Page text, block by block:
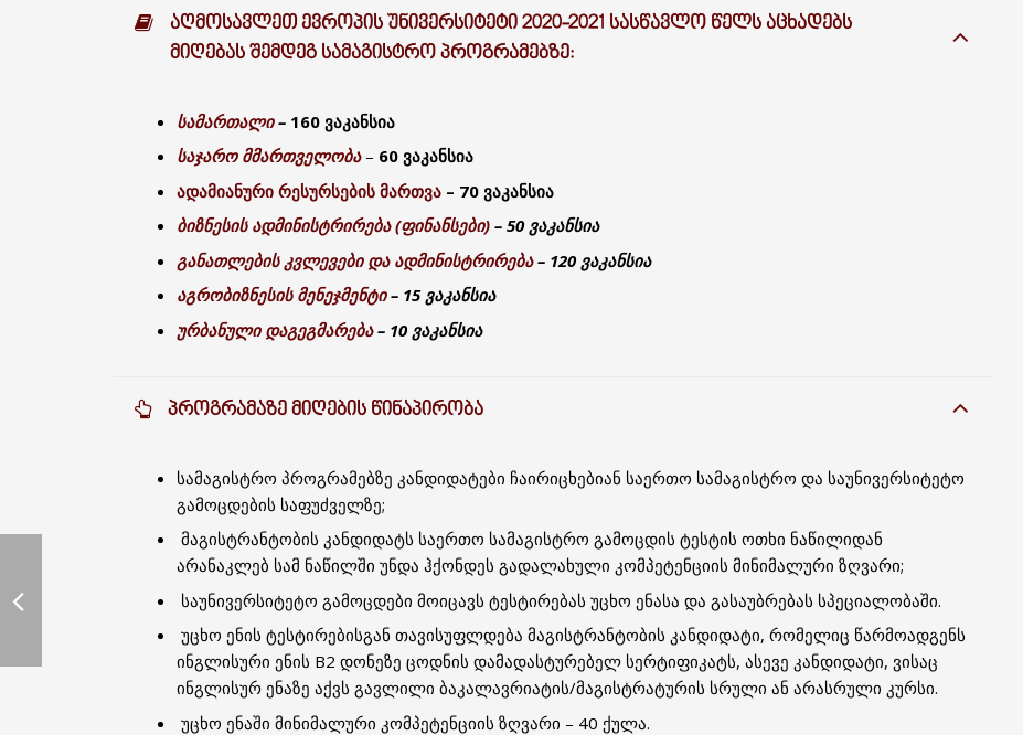
ᲐᲦᲛᲝᲡᲐᲕᲚᲔᲗ ᲔᲕᲠᲝᲞᲘᲡ ᲣᲜᲘᲕᲔᲠᲡᲘᲢᲔᲢᲘ 2020-2021 ᲡᲐᲡᲬᲐᲕᲚᲝ ᲬᲔᲚᲡ ᲐᲪᲮᲐᲓᲔᲑᲡ
ᲛᲘᲦᲔᲑᲐᲡ ᲨᲔᲛᲓᲔᲒ ᲡᲐᲛᲐᲒᲘᲡᲢᲠᲝ ᲞᲠᲝᲒᲠᲐᲛᲔᲑᲖᲔ:
სამართალი– 160 ვაკანსია
საჯარო მმართველობა – 60 ვაკანსია
ადამიანური რესურსების მართვა– 70 ვაკანსია
ბიზნესის ადმინისტრირება (ფინანსები)– 50 ვაკანსია
განათლების კვლევები და ადმინისტრირება– 120 ვაკანსია
აგრობიზნესის მენეჯმენტი– 15 ვაკანსია
ურბანული დაგეგმარება– 10 ვაკანსია
ᲞᲠᲝᲒᲠᲐᲛᲐᲖᲔ ᲛᲘᲦᲔᲑᲘᲡ ᲬᲘᲜᲐᲞᲘᲠᲝᲑᲐ
სამაგისტრო პროგრამებზე კანდიდატები ჩაირიცხებიან საერთო სამაგისტრო და საუნივერსიტეტო
გამოცდების საფუძველზე;
მაგისტრანტობის კანდიდატს საერთო სამაგისტრო გამოცდის ტესტის ოთხი ნაწილიდან
არანაკლებ სამ ნაწილში უნდა ჰქონდეს გადალახული კომპეტენციის მინიმალური ზღვარი;
საუნივერსიტეტო გამოცდები მოიცავს ტესტირებას უცხო ენასა და გასაუბრებას სპეციალობაში.
უცხო ენის ტესტირებისგან თავისუფლდება მაგისტრანტობის კანდიდატი, რომელიც წარმოადგენს
ინგლისური ენის B2 დონეზე ცოდნის დამადასტურებელ სერტიფიკატს, ასევე კანდიდატი, ვისაც
ინგლისურ ენაზე აქვს გავლილი ბაკალავრიატის/მაგისტრატურის სრული ან არასრული კურსი.
უცხო ენაში მინიმალური კომპეტენციის ზღვარი – 40 ქულა.